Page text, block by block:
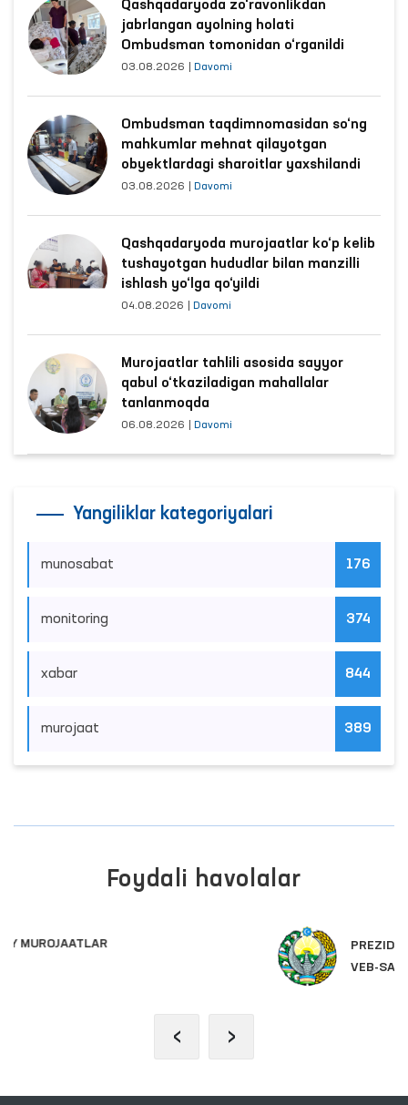
Qashqadaryoda zo‘ravonlikdan
jabrlangan ayolning holati
Ombudsman tomonidan o‘rganildi
03.08.2026 Davomi
Ombudsman taqdimnomasidan so‘ng
mahkumlar mehnat qilayotgan
obyektlardagi sharoitlar yaxshilandi
03.08.2026 Davomi
Qashqadaryoda murojaatlar ko‘p kelib
tushayotgan hududlar bilan manzilli
ishlash yo‘lga qo‘yildi
04.08.2026 Davomi
Murojaatlar tahlili asosida sayyor
qabul o‘tkaziladigan mahallalar
tanlanmoqda
06.08.2026 Davomi
Yangiliklar kategoriyalari
munosabat 176
monitoring 374
xabar 844
murojaat 389
Foydali havolalar
PREZIDENTNING RASMIY
‹ ›